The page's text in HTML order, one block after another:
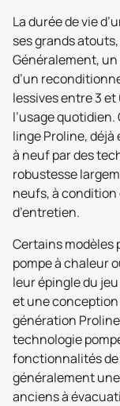
La durée de vie
ses grands
Généralement,
d’un
lessives entre 3
l’usage
linge Proline,
à neuf par des
robustesse
neufs, à condition
d’entretien.
Certains modèles
pompe à chaleur
leur épingle du
et une conception
génération
technologie
fonctionnalités
généralement
anciens à